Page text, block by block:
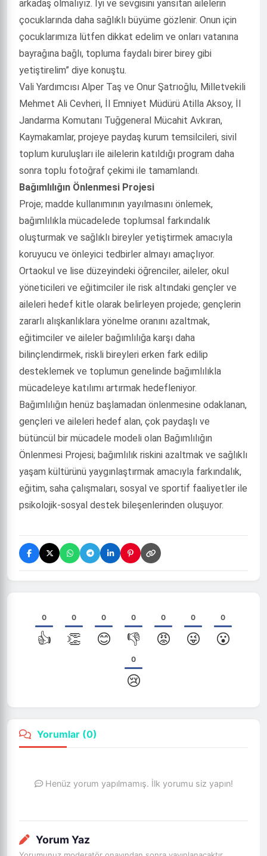
arkadaş olmalıyız. İyi ve sevgisini yansıtan ailelerin
çocuklarında daha sağlıklı büyüme gözlenir. Onun için
çocuklarımıza lütfen dikkat edelim ve onları vatanına
bayrağına bağlı, topluma faydalı birer birey gibi
yetiştirelim” diye konuştu.
Vali Yardımcısı Alper Taş ve Onur Şatrıoğlu, Milletvekili
Mehmet Ali Cevheri, İl Emniyet Müdürü Atilla Aksoy, İl
Jandarma Komutanı Tuğgeneral Mücahit Avkıran,
Kaymakamlar, projeye paydaş kurum temsilcileri, sivil
toplum kuruluşları ile ailelerin katıldığı program daha
sonra toplu fotoğraf çekimi ile tamamlandı.
Bağımlılığın Önlenmesi Projesi
Proje; madde kullanımının yayılmasını önlemek,
bağımlılıkla mücadelede toplumsal farkındalık
oluşturmak ve sağlıklı bireyler yetiştirmek amacıyla
koruyucu ve önleyici tedbirler almayı amaçlıyor.
Ortaokul ve lise düzeyindeki öğrenciler, aileler, okul
yöneticileri ve eğitimciler ile risk altındaki gençler ve
aileleri hedef kitle olarak belirleyen projede; gençlerin
zararlı alışkanlıklara yönelme oranını azaltmak,
eğitimciler ve aileler bağımlılığa karşı daha
bilinçlendirmek, riskli bireyleri erken fark edilip
desteklemek ve toplumun genelinde bağımlılıkla
mücadeleye katılımı artırmak hedefleniyor.
Bağımlılığın henüz başlamadan önlenmesine odaklanan,
gençleri ve aileleri hedef alan, çok paydaşlı ve
bütüncül bir mücadele modeli olan Bağımlılığın
Önlenmesi Projesi; bağımlılık riskini azaltmak ve sağlıklı
yaşam kültürünü yaygınlaştırmak amacıyla farkındalık,
eğitim, saha çalışmaları, sosyal ve sportif faaliyetler ile
psikolojik-sosyal destek bileşenlerinden oluşuyor.
0
👍
0
👏
0
😊
0
👎
0
😡
0
😜
0
😮
0
😢
Yorumlar (0)
Henüz yorum yapılmamış. İlk yorumu siz yapın!
Yorum Yaz